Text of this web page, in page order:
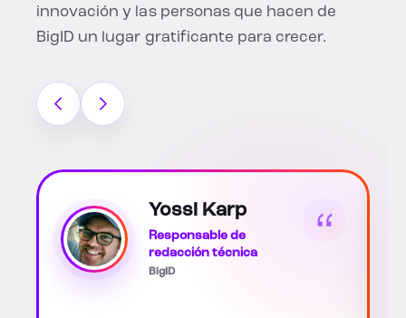
innovación y las personas que hacen de
BigID un lugar gratificante para crecer.
Katherine Soto
Scott
Socio empresarial
asociado de RR.HH.